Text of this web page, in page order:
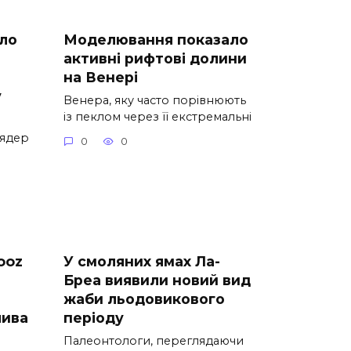
Моделювання показало
активні рифтові долини
на Венері
Венера, яку часто порівнюють
із пеклом через її екстремальні
0 0
У смоляних ямах Ла-
Бреа виявили новий вид
жаби льодовикового
періоду
Палеонтологи, переглядаючи